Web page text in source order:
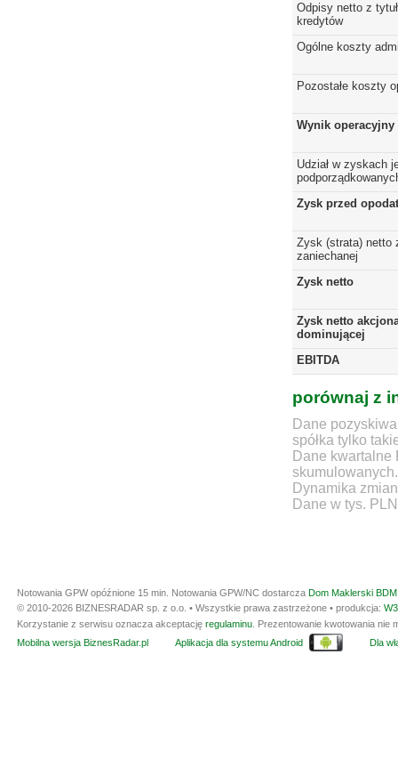
Odpisy netto z
kredytów
Ogólne koszty
Pozostałe koszty
Wynik operacyjny
Udział w zyskach
Zysk przed
Zysk (strata) netto
zaniechanej
Zysk netto
Zysk netto
dominującej
EBITDA
porównaj z
Dane
spółka tylko
Dane
skumulowanych.
Dynamika
Dane w tys. PLN
Notowania GPW opóźnione 15 min. Notowania GPW/NC dostarcza Dom Maklerski
© 2010-2026 BIZNESRADAR sp. z o.o. • Wszystkie prawa zastrzeżone • produkcja:
Korzystanie z serwisu oznacza akceptację regulaminu . Prezentowanie kwotowania
Mobilna wersja BiznesRadar.pl
Aplikacja dla systemu Android Dla